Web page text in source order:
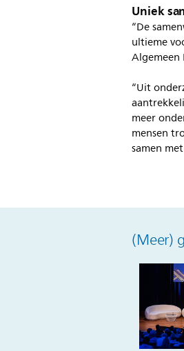
Uniek
“De
ultieme
Algemeen
“Uit
meer
mensen
samen
(Meer)